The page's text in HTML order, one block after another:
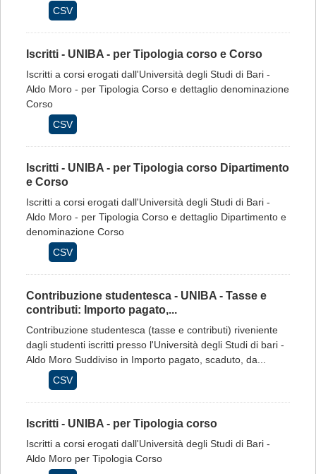
CSV
Iscritti - UNIBA - per Tipologia corso e Corso
Iscritti a corsi erogati dall'Università degli Studi di Bari -
Aldo Moro - per Tipologia Corso e dettaglio denominazione
Corso
CSV
Iscritti - UNIBA - per Tipologia corso Dipartimento
e Corso
Iscritti a corsi erogati dall'Università degli Studi di Bari -
Aldo Moro - per Tipologia Corso e dettaglio Dipartimento e
denominazione Corso
CSV
Contribuzione studentesca - UNIBA - Tasse e
contributi: Importo pagato,...
Contribuzione studentesca (tasse e contributi) riveniente
dagli studenti iscritti presso l'Università degli Studi di bari -
Aldo Moro Suddiviso in Importo pagato, scaduto, da...
CSV
Iscritti - UNIBA - per Tipologia corso
Iscritti a corsi erogati dall'Università degli Studi di Bari -
Aldo Moro per Tipologia Corso